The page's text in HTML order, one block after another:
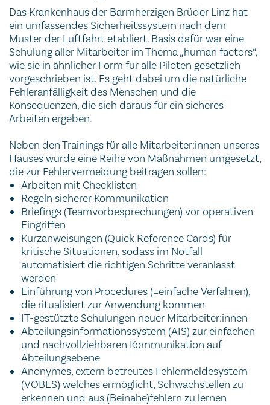
Das Krankenhaus der Barmherzigen Brüder Linz hat
ein umfassendes Sicherheitssystem nach dem
Muster der Luftfahrt etabliert. Basis dafür war eine
Schulung aller Mitarbeiter im Thema „human factors“,
wie sie in ähnlicher Form für alle Piloten gesetzlich
vorgeschrieben ist. Es geht dabei um die natürliche
Fehleranfälligkeit des Menschen und die
Konsequenzen, die sich daraus für ein sicheres
Arbeiten ergeben.
Neben den Trainings für alle Mitarbeiter:innen unseres
Hauses wurde eine Reihe von Maßnahmen umgesetzt,
die zur Fehlervermeidung beitragen sollen:
Arbeiten mit Checklisten
Regeln sicherer Kommunikation
Briefings (Teamvorbesprechungen) vor operativen
Eingriffen
Kurzanweisungen (Quick Reference Cards) für
kritische Situationen, sodass im Notfall
automatisiert die richtigen Schritte veranlasst
werden
Einführung von Procedures (=einfache Verfahren),
die ritualisiert zur Anwendung kommen
IT-gestützte Schulungen neuer Mitarbeiter:innen
Abteilungsinformationssystem (AIS) zur einfachen
und nachvollziehbaren Kommunikation auf
Abteilungsebene
Anonymes, extern betreutes Fehlermeldesystem
(VOBES) welches ermöglicht, Schwachstellen zu
erkennen und aus (Beinahe)fehlern zu lernen